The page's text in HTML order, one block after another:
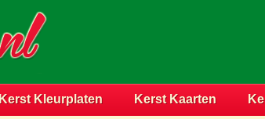
Kerst Kleurplaten Kerst Kaarten